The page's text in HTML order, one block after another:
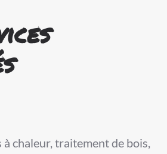
chaleur, traitement de bois,